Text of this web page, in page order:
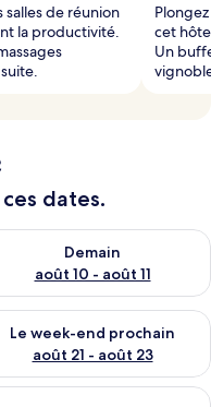
salles de réunion
la productivité.
cet
Un
dates.
9 - août 10
Demain
août 10 - août 11
la disponibilité pour
août 14 - août 16
Le week-end prochain
août 21 - août 23
la disponibilité pour
chambre d’hôtel bien